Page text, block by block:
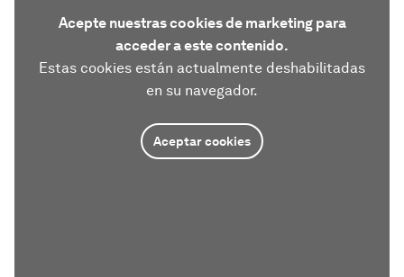
Acepte nuestras cookies de marketing para
acceder a este contenido.
Estas cookies están actualmente deshabilitadas
en su navegador.
Aceptar cookies